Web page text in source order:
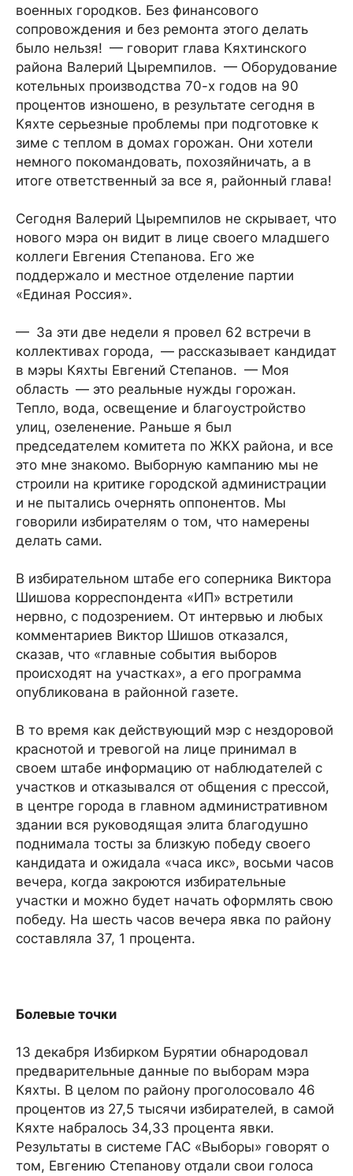
военных городков. Без финансового
сопровождения и без ремонта этого делать
было нельзя! — говорит глава Кяхтинского
района Валерий Цыремпилов. — Оборудование
котельных производства 70-х годов на 90
процентов изношено, в результате сегодня в
Кяхте серьезные проблемы при подготовке к
зиме с теплом в домах горожан. Они хотели
немного покомандовать, похозяйничать, а в
итоге ответственный за все я, районный глава!
Сегодня Валерий Цыремпилов не скрывает, что
нового мэра он видит в лице своего младшего
коллеги Евгения Степанова. Его же
поддержало и местное отделение партии
«Единая Россия».
— За эти две недели я провел 62 встречи в
коллективах города, — рассказывает кандидат
в мэры Кяхты Евгений Степанов. — Моя
область — это реальные нужды горожан.
Тепло, вода, освещение и благоустройство
улиц, озеленение. Раньше я был
председателем комитета по ЖКХ района, и все
это мне знакомо. Выборную кампанию мы не
строили на критике городской администрации
и не пытались очернять оппонентов. Мы
говорили избирателям о том, что намерены
делать сами.
В избирательном штабе его соперника Виктора
Шишова корреспондента «ИП» встретили
нервно, с подозрением. От интервью и любых
комментариев Виктор Шишов отказался,
сказав, что «главные события выборов
происходят на участках», а его программа
опубликована в районной газете.
В то время как действующий мэр с нездоровой
краснотой и тревогой на лице принимал в
своем штабе информацию от наблюдателей с
участков и отказывался от общения с прессой,
в центре города в главном административном
здании вся руководящая элита благодушно
поднимала тосты за близкую победу своего
кандидата и ожидала «часа икс», восьми часов
вечера, когда закроются избирательные
участки и можно будет начать оформлять свою
победу. На шесть часов вечера явка по району
составляла 37, 1 процента.
Болевые точки
13 декабря Избирком Бурятии обнародовал
предварительные данные по выборам мэра
Кяхты. В целом по району проголосовало 46
процентов из 27,5 тысячи избирателей, в самой
Кяхте набралось 34,33 процента явки.
Результаты в системе ГАС «Выборы» говорят о
том, Евгению Степанову отдали свои голоса